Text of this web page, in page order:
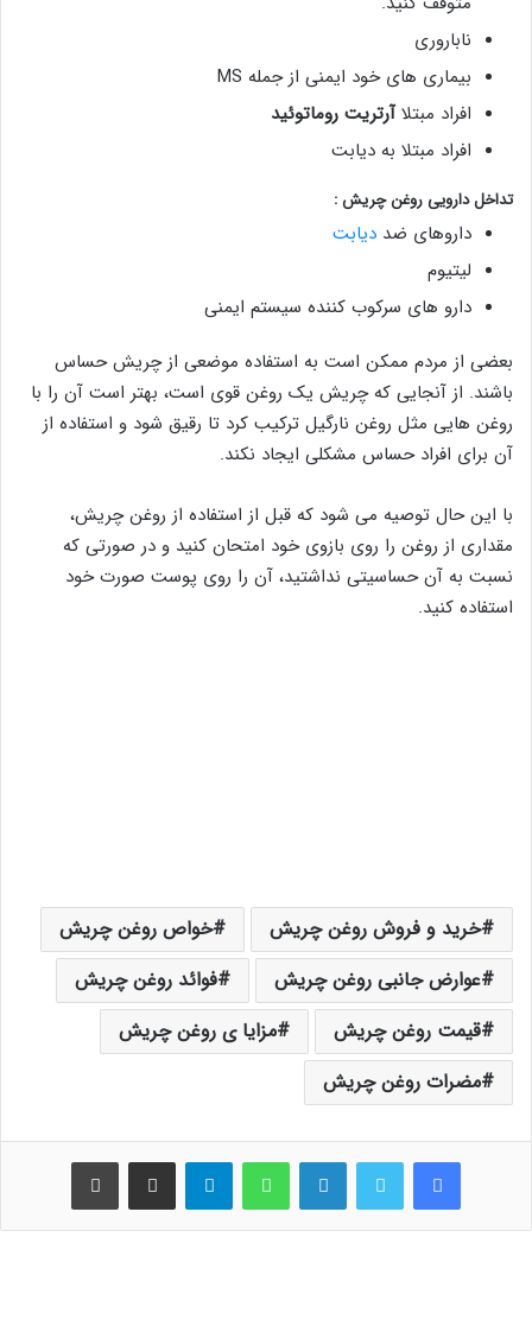
ناباروری
بیماری های خود ایمنی از جمله MS
افراد مبتلاآرتریت روماتوئید
افراد مبتلا به دیابت
تداخل دارویی روغن چریش :
داروهای ضد دیابت
لیتیوم
دارو های سرکوب کننده سیستم ایمنی
بعضی از مردم ممکن است به استفاده موضعی از چریش حساس
باشند. از آنجایی که چریش یک روغن قوی است، بهتر است آن را با
روغن هایی مثل روغن نارگیل ترکیب کرد تا رقیق شود و استفاده از
آن برای افراد حساس مشکلی ایجاد نکند.
با این حال توصیه می شود که قبل از استفاده از روغن چریش،
مقداری از روغن را روی بازوی خود امتحان کنید و در صورتی که
نسبت به آن حساسیتی نداشتید، آن را روی پوست صورت خود
استفاده کنید.
خرید و فروش روغن چریش
خواص روغن چریش
عوارض جانبی روغن چریش
فوائد روغن چریش
قیمت روغن چریش
مزایا ی روغن چریش
مضرات روغن چریش
فیس بوک لینکدین واتس آپ اشتراک گذاری از طریق ایمیل